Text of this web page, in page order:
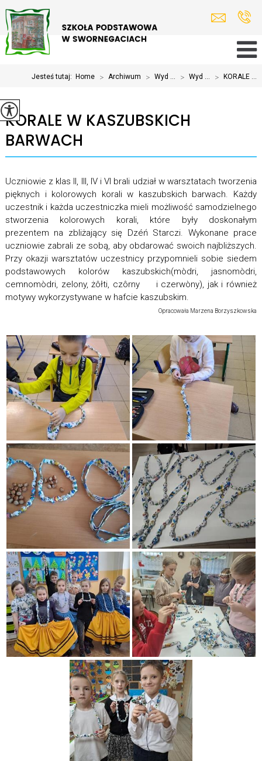
Jesteś tutaj: Home > Archiwum > Wyd ... > Wyd ... > KORALE ...
KORALE W KASZUBSKICH
BARWACH
Uczniowie z klas II, III, IV i VI brali udział w warsztatach tworzenia
pięknych i kolorowych korali w kaszubskich barwach. Każdy
uczestnik i każda uczestniczka mieli możliwość samodzielnego
stworzenia kolorowych korali, które były doskonałym
prezentem na zbliżający się Dzéń Starczi. Wykonane prace
uczniowie zabrali ze sobą, aby obdarować swoich najbliższych.
Przy okazji warsztatów uczestnicy przypomnieli sobie siedem
podstawowych kolorów kaszubskich(mòdri, jasnomòdri,
cemnomòdri, zelony, żôłti, czôrny i czerwòny), jak i również
motywy wykorzystywane w hafcie kaszubskim.
Opracowała Marzena Borzyszkowska